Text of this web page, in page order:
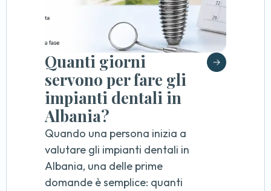
Quanti giorni
servono per fare gli
impianti dentali in
Albania?
Quando una persona inizia a
valutare gli impianti dentali in
Albania, una delle prime
domande è semplice: quanti